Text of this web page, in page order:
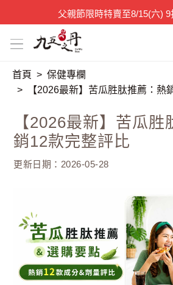
父親節限時特賣至8/15(六) 9
目錄一覽
所有產品
世界品質評鑑
最新消息
保健專欄
媒體報導
名人推薦
首頁
保健專欄
【2026最新】苦瓜胜肽推薦：熱
【2026最新】苦瓜胜
銷12款完整評比
更新日期：2026-05-28